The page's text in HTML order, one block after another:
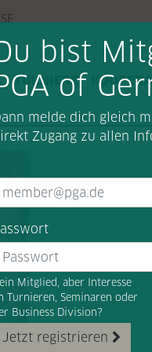
TURNIERE
bist
of
melde dich gleich
Zugang zu allen
Mitglied, aber Interesse
Turnieren, Seminaren oder
Business Division?
Jetzt registrieren